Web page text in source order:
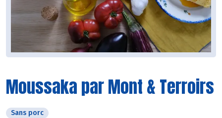
Moussaka par Mont & Terroirs
Sans porc